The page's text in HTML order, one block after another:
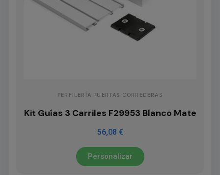
PERFILERÍA PUERTAS CORREDERAS
Kit Guías 3 Carriles F29953 Blanco Mate
56,08 €
Personalizar